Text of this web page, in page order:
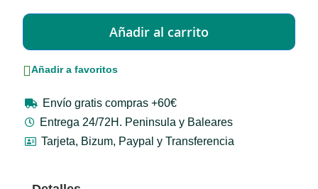
Añadir a favoritos
Envío gratis compras +60€
Entrega 24/72H. Peninsula y Baleares
Tarjeta, Bizum, Paypal y Transferencia